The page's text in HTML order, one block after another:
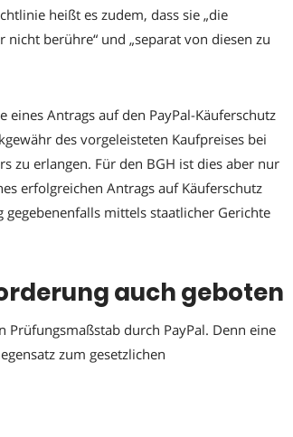
heißt es zudem, dass sie „die
berühre“ und „separat von diesen zu
Antrags auf den PayPal-Käuferschutz
des vorgeleisteten Kaufpreises bei
zu erlangen. Für den BGH ist dies aber nur
erfolgreichen Antrags auf Käuferschutz
mittels staatlicher Gerichte
auch geboten
durch PayPal. Denn eine
zum gesetzlichen